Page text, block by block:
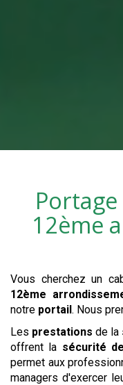
12ème
Vous cherchez un
12ème
notre portail. Nous
Les prestations de la
offrent la sécurité
permet aux
managers d'exercer